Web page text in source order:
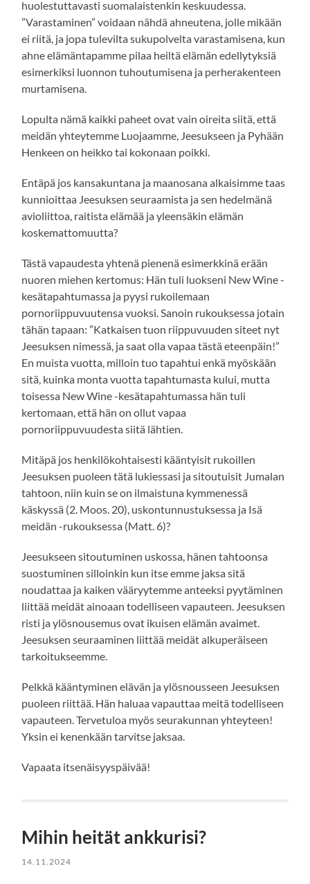
huolestuttavasti suomalaistenkin keskuudessa.
”Varastaminen” voidaan nähdä ahneutena, jolle mikään
ei riitä, ja jopa tulevilta sukupolvelta varastamisena, kun
ahne elämäntapamme pilaa heiltä elämän edellytyksiä
esimerkiksi luonnon tuhoutumisena ja perherakenteen
murtamisena.
Lopulta nämä kaikki paheet ovat vain oireita siitä, että
meidän yhteytemme Luojaamme, Jeesukseen ja Pyhään
Henkeen on heikko tai kokonaan poikki.
Entäpä jos kansakuntana ja maanosana alkaisimme taas
kunnioittaa Jeesuksen seuraamista ja sen hedelmänä
avioliittoa, raitista elämää ja yleensäkin elämän
koskemattomuutta?
Tästä vapaudesta yhtenä pienenä esimerkkinä erään
nuoren miehen kertomus: Hän tuli luokseni New Wine -
kesätapahtumassa ja pyysi rukoilemaan
pornoriippuvuutensa vuoksi. Sanoin rukouksessa jotain
tähän tapaan: ”Katkaisen tuon riippuvuuden siteet nyt
Jeesuksen nimessä, ja saat olla vapaa tästä eteenpäin!”
En muista vuotta, milloin tuo tapahtui enkä myöskään
sitä, kuinka monta vuotta tapahtumasta kului, mutta
toisessa New Wine -kesätapahtumassa hän tuli
kertomaan, että hän on ollut vapaa
pornoriippuvuudesta siitä lähtien.
Mitäpä jos henkilökohtaisesti kääntyisit rukoillen
Jeesuksen puoleen tätä lukiessasi ja sitoutuisit Jumalan
tahtoon, niin kuin se on ilmaistuna kymmenessä
käskyssä (2. Moos. 20), uskontunnustuksessa ja Isä
meidän -rukouksessa (Matt. 6)?
Jeesukseen sitoutuminen uskossa, hänen tahtoonsa
suostuminen silloinkin kun itse emme jaksa sitä
noudattaa ja kaiken vääryytemme anteeksi pyytäminen
liittää meidät ainoaan todelliseen vapauteen. Jeesuksen
risti ja ylösnousemus ovat ikuisen elämän avaimet.
Jeesuksen seuraaminen liittää meidät alkuperäiseen
tarkoitukseemme.
Pelkkä kääntyminen elävän ja ylösnousseen Jeesuksen
puoleen riittää. Hän haluaa vapauttaa meitä todelliseen
vapauteen. Tervetuloa myös seurakunnan yhteyteen!
Yksin ei kenenkään tarvitse jaksaa.
Vapaata itsenäisyyspäivää!
Mihin heität ankkurisi?
14.11.2024